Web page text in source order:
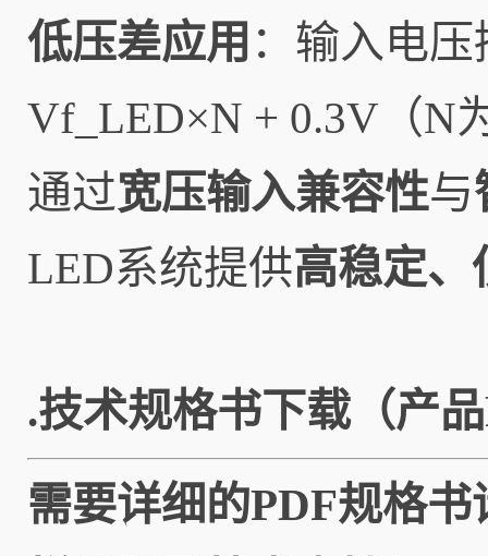
低压差应用 ：输入电
Vf_LED×N + 0.3V（N
通过宽压输入兼容性与
LED系统提供高稳定、
.技术规格书下载（产
需要详细的PDF规格